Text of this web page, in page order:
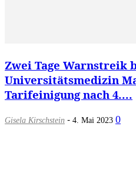
Zwei Tage Warnstreik
Universitätsmedizin
Tarifeinigung nach 4....
Gisela Kirschstein - 4. Mai 2023 0